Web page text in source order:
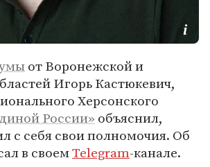
от Воронежской и
Игорь Кастюкевич,
Херсонского
России» объяснил,
с себя свои полномочия. Об
в своемTelegram-канале.